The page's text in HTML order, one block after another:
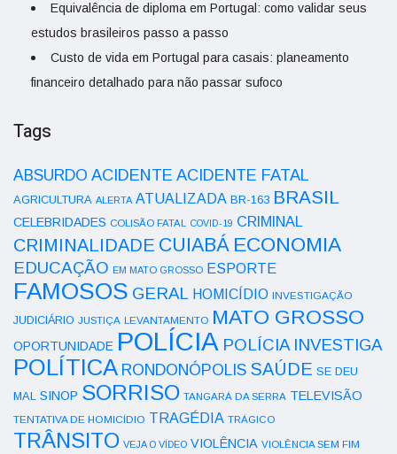
Equivalência de diploma em Portugal: como validar seus
estudos brasileiros passo a passo
Custo de vida em Portugal para casais: planeamento
financeiro detalhado para não passar sufoco
Tags
ABSURDO ACIDENTE ACIDENTE FATAL
AGRICULTURA ALERTA ATUALIZADA BR-163 BRASIL
CELEBRIDADES COLISÃO FATAL COVID-19 CRIMINAL
CRIMINALIDADE CUIABÁ ECONOMIA
EDUCAÇÃO EM MATO GROSSO ESPORTE
FAMOSOS GERAL HOMICÍDIO INVESTIGAÇÃO
JUDICIÁRIO JUSTIÇA LEVANTAMENTO MATO GROSSO
OPORTUNIDADE POLÍCIA POLÍCIA INVESTIGA
POLÍTICA RONDONÓPOLIS SAÚDE SE DEU
MAL SINOP SORRISO TANGARÁ DA SERRA TELEVISÃO
TENTATIVA DE HOMICÍDIO TRAGÉDIA TRÁGICO
TRÂNSITO VEJA O VÍDEO VIOLÊNCIA VIOLÊNCIA SEM FIM